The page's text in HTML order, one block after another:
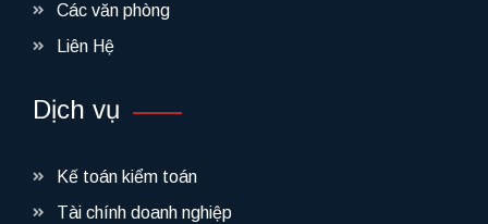
Các văn phòng
Liên Hệ
Dịch vụ
Kế toán kiểm toán
Tài chính doanh nghiệp